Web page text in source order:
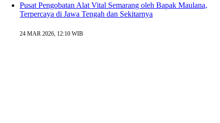
Pusat Pengobatan Alat Vital Semarang oleh Bapak Maulana,
Terpercaya di Jawa Tengah dan Sekitarnya
24 MAR 2026, 12:10 WIB